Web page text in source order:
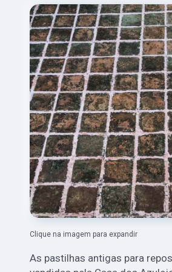
Clique na imagem para expandir
As pastilhas antigas para